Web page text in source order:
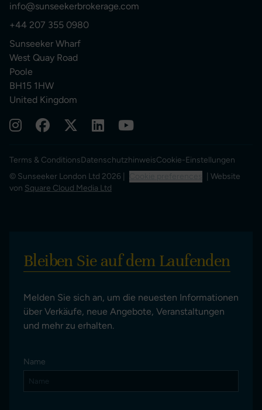
info@sunseekerbrokerage.com
+44 207 355 0980
Sunseeker Wharf
West Quay Road
Poole
BH15 1HW
United Kingdom
Terms & ConditionsDatenschutzhinweisCookie-Einstellungen
© Sunseeker London Ltd 2026 |
| Website
von Square Cloud Media Ltd
Bleiben Sie auf dem Laufenden
Melden Sie sich an, um die neuesten Informationen
über Verkäufe, neue Angebote, Veranstaltungen
und mehr zu erhalten.
Name